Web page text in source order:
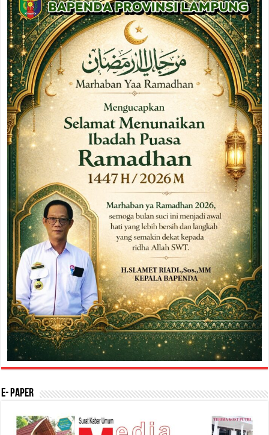
E- Paper